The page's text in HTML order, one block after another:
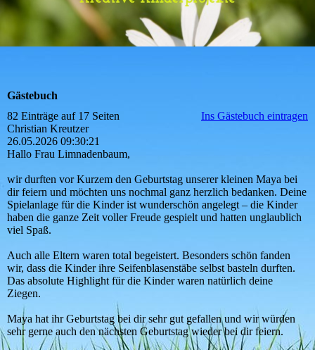
Gästebuch
82 Einträge auf 17 Seiten
Ins Gästebuch eintragen
Christian Kreutzer
26.05.2026 09:30:21
Hallo Frau Limnadenbaum,
wir durften vor Kurzem den Geburtstag unserer kleinen Maya bei
dir feiern und möchten uns nochmal ganz herzlich bedanken. Deine
Spielanlage für die Kinder ist wunderschön angelegt – die Kinder
haben die ganze Zeit voller Freude gespielt und hatten unglaublich
viel Spaß.
Auch alle Eltern waren total begeistert. Besonders schön fanden
wir, dass die Kinder ihre Seifenblasenstäbe selbst basteln durften.
Das absolute Highlight für die Kinder waren natürlich deine
Ziegen.
Maya hat ihr Geburtstag bei dir sehr gut gefallen und wir würden
sehr gerne auch den nächsten Geburtstag wieder bei dir feiern.